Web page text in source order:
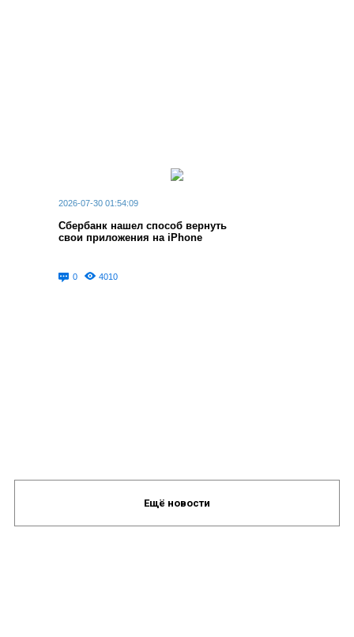
2026-07-30 01:54:09
Сбербанк нашел способ вернуть
свои приложения на iPhone
0 4010
Ещё новости